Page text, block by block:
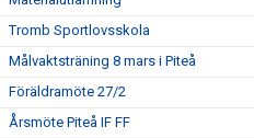
Tromb Sportlovsskola
Målvaktsträning 8 mars i Piteå
Föräldramöte 27/2
Årsmöte Piteå IF FF